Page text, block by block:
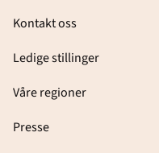
Kontakt oss
Ledige stillinger
Våre regioner
Presse